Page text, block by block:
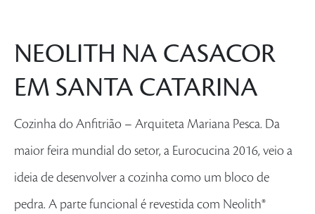
NEOLITH NA CASACOR
EM SANTA CATARINA
Cozinha do Anfitrião – Arquiteta Mariana Pesca. Da
maior feira mundial do setor, a Eurocucina 2016, veio a
ideia de desenvolver a cozinha como um bloco de
pedra. A parte funcional é revestida com Neolith®